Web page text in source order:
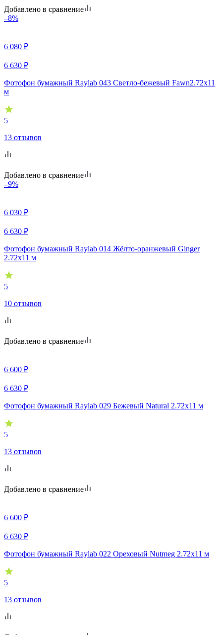
Добавлено в сравнение
–8%
6 080 ₽
6 630 ₽
Фотофон бумажный Raylab 043 Светло-бежевый Fawn2.72x11
м
5
13 отзывов
Добавлено в сравнение
–9%
6 030 ₽
6 630 ₽
Фотофон бумажный Raylab 014 Жёлто-оранжевый Ginger
2.72x11 м
5
10 отзывов
Добавлено в сравнение
6 600 ₽
6 630 ₽
Фотофон бумажный Raylab 029 Бежевый Natural 2.72x11 м
5
13 отзывов
Добавлено в сравнение
6 600 ₽
6 630 ₽
Фотофон бумажный Raylab 022 Ореховый Nutmeg 2.72x11 м
5
13 отзывов